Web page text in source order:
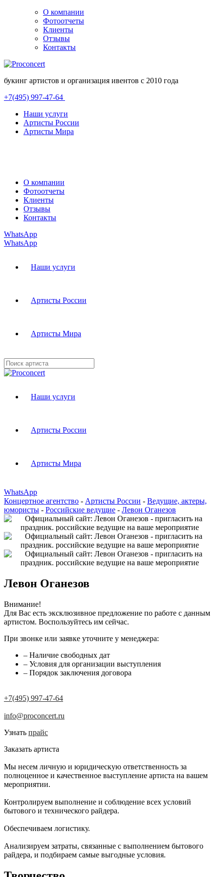
О компании
Фотоотчеты
Клиенты
Отзывы
Контакты
букинг артистов и организация ивентов с 2010 года
+7(495) 997-47-64
Наши услуги
Артисты России
Артисты Мира
О компании
Фотоотчеты
Клиенты
Отзывы
Контакты
WhatsApp
WhatsApp
Наши услуги
Артисты России
Артисты Мира
Наши услуги
Артисты России
Артисты Мира
WhatsApp
Концертное агентство - Артисты России - Ведущие, актеры,
юмористы - Российские ведущие - Левон Оганезов
Левон Оганезов
Внимание!
Для Вас есть эксклюзивное предложение по работе с данным
артистом. Воспользуйтесь им сейчас.
При звонке или заявке уточните у менеджера:
– Наличие свободных дат
– Условия для организации выступления
– Порядок заключения договора
+7(495) 997-47-64
info@proconcert.ru
Узнать прайс
Заказать артиста
Мы несем личную и юридическую ответственность за
полноценное и качественное выступление артиста на вашем
мероприятии.
Контролируем выполнение и соблюдение всех условий
бытового и технического райдера.
Обеспечиваем логистику.
Анализируем затраты, связанные с выполнением бытового
райдера, и подбираем самые выгодные условия.